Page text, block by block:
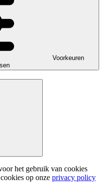
Voorkeuren
het gebruik van cookies
op onze privacy policy